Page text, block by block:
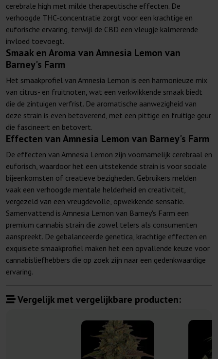
cerebrale high met milde therapeutische effecten. De
verhoogde THC-concentratie zorgt voor een krachtige en
euforische ervaring, terwijl de CBD een vleugje kalmerende
invloed toevoegt.
Smaak en Aroma van Amnesia Lemon van
Barney's Farm
Het smaakprofiel van Amnesia Lemon is een harmonieuze mix
van citrus- en fruitnoten, wat een verkwikkende smaak biedt
die de zintuigen verfrist. De aromatische aanwezigheid van
deze strain is even betoverend, met een pittige en fruitige geur
die fascineert en betovert.
Effecten van Amnesia Lemon van Barney's Farm
De effecten van Amnesia Lemon zijn voornamelijk cerebraal en
euforisch, waardoor het een uitstekende strain is voor sociale
bijeenkomsten of creatieve bezigheden. Gebruikers melden
vaak een verhoogde mentale helderheid en creativiteit,
vergezeld van een vreugdevolle, opwekkende sensatie.
Samenvattend is Amnesia Lemon van Barney's Farm een
premium cannabis strain die zowel telers als consumenten
aanspreekt. De gebalanceerde genetica, krachtige effecten en
exquisiete smaakprofiel maken het een opvallende keuze voor
cannabisliefhebbers die op zoek zijn naar een gedenkwaardige
ervaring.
Vergelijk met vergelijkbare producten: